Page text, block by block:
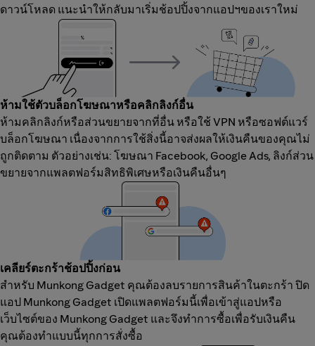
ดาวน์โหลด แนะนำให้กลับมาเริ่มช้อปปิ้งจากแอปฯของเราใหม่
ห้ามใช้ตัวบล็อกโฆษณาหรือคลิกลิงก์อื่น
ห้ามคลิกลิงก์หรือส่วนขยายจากที่อื่น หรือใช้ VPN หรือซอฟต์แวร์
บล็อกโฆษณา เนื่องจากการใช้สิ่งนี้อาจส่งผลให้เงินคืนของคุณไม่
ถูกติดตาม ตัวอย่างเช่น: โฆษณา Facebook, Google Ads, ลิงก์ส่วน
ขยายจากแพลตฟอร์มสิทธิพิเศษหรือเงินคืนอื่นๆ
เคลียร์ตะกร้าช้อปปิ้งก่อน
สำหรับ Munkong Gadget คุณต้องลบรายการสินค้าในตะกร้า ปิด
แอป Munkong Gadget เปิดแพลตฟอร์มนี้เพื่อเข้าสู่แอปหรือ
เว็บไซต์ของ Munkong Gadget และจึงทำการซื้อเพื่อรับเงินคืน
คุณต้องทำแบบนี้ทุกการสั่งซื้อ